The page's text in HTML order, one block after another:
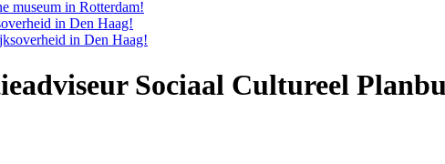
museum in Rotterdam!
in Den Haag!
in Den Haag!
Sociaal Cultureel